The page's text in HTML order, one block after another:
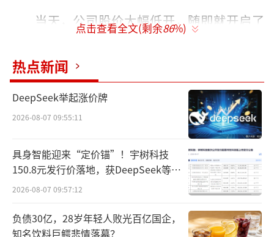
当天，公司股价大幅低开，随即就开启了
拉升模式，全天以涨停收盘。次日，经过小幅
回调，随后的28日和29日，又迎来了两个涨
停。
29日盘后，佳禾食品披露股票交易异常波
动公告，明确表示，公司近期内外部经营环境
均未发生重大变化。截至当天，公司所属中上
协行业分类“食品制造业”的静态市盈率24.91
倍，滚动市盈率23.06倍，公司的静态市盈率为
24.85倍，滚动市盈率为47.65倍，滚动市盈率
显著高于同行业水平。
点击查看全文(剩余86%)
热点新闻
DeepSeek举起涨价牌
2026-08-07 09:55:11
具身智能迎来“定价锚”！宇树科技
150.8元发行价落地，获DeepSeek等豪
华战配加持
2026-08-07 09:57:12
负债30亿，28岁年轻人败光百亿国企，
知名饮料巨鳄悲情落幕？